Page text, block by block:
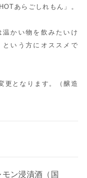
あらごしれもん」。
かい物を飲みたいけ
いう方にオススメで
更となります。（醸造
モン浸漬酒（国